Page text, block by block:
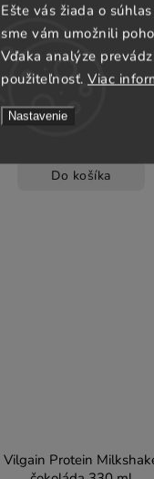
Ešte vás žiada o
sme vám umožnili
Vďaka analýze
použiteľnosť. Viac
Nastavenie
Performance
1000 mg, Horčík 200 mg
Vitamín B6 P5P, 50
rastlinných kapsúl
Skladom(4 ks)
€13,56
€0,27 / 1 ks
Do košíka
Vilgain Protein